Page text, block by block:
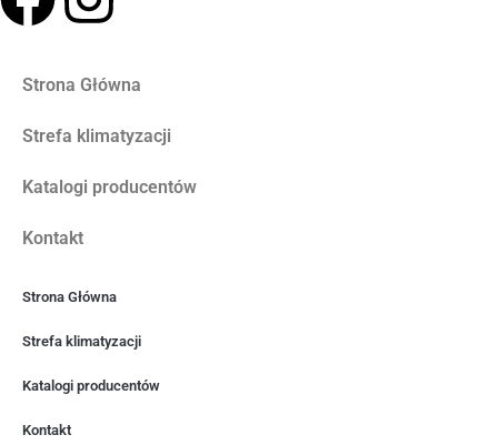
Strona Główna
Strefa klimatyzacji
Katalogi producentów
Kontakt
Strona Główna
Strefa klimatyzacji
Katalogi producentów
Kontakt